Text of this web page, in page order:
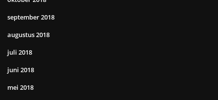
september 2018
augustus 2018
juli 2018
juni 2018
mei 2018